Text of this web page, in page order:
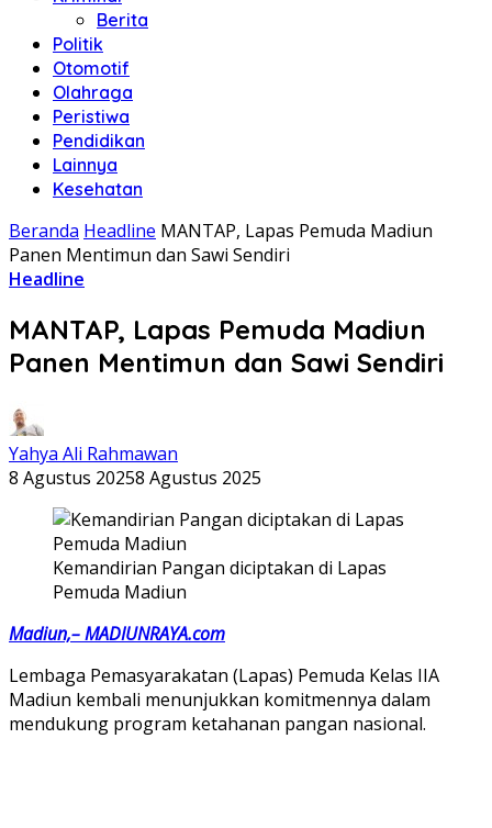
Berita
Politik
Otomotif
Olahraga
Peristiwa
Pendidikan
Lainnya
Kesehatan
Beranda Headline MANTAP, Lapas Pemuda Madiun
Panen Mentimun dan Sawi Sendiri
Headline
MANTAP, Lapas Pemuda Madiun
Panen Mentimun dan Sawi Sendiri
Yahya Ali Rahmawan
8 Agustus 20258 Agustus 2025
Kemandirian Pangan diciptakan di Lapas
Pemuda Madiun
Madiun,– MADIUNRAYA.com
Lembaga Pemasyarakatan (Lapas) Pemuda Kelas IIA
Madiun kembali menunjukkan komitmennya dalam
mendukung program ketahanan pangan nasional.